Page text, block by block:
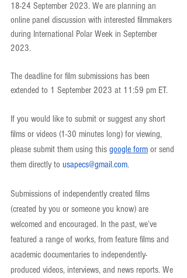
18-24 September 2023. We are planning an
online panel discussion with interested filmmakers
during International Polar Week in September
2023.
The deadline for film submissions has been
extended to 1 September 2023 at 11:59 pm ET.
If you would like to submit or suggest any short
films or videos (1-30 minutes long) for viewing,
please submit them using this google form or send
them directly to usapecs@gmail.com.
Submissions of independently created films
(created by you or someone you know) are
welcomed and encouraged. In the past, we’ve
featured a range of works, from feature films and
academic documentaries to independently-
produced videos, interviews, and news reports. We